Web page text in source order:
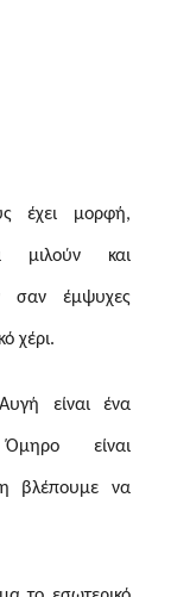
έχει μορφή,
μιλούν και
σαν έμψυχες
χέρι.
είναι ένα
είναι
βλέπουμε να